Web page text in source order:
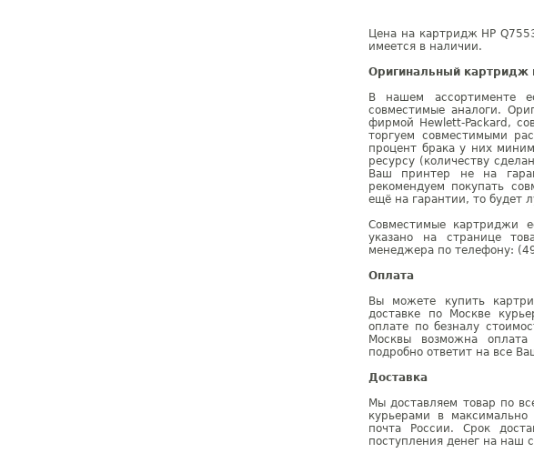
Цена на картридж HP
имеется в наличии.
Оригинальный картридж
В нашем ассортименте
совместимые аналоги.
фирмой Hewlett-Packard,
торгуем совместимыми
процент брака у них
ресурсу (количеству
Ваш принтер не на
рекомендуем покупать
ещё на гарантии, то будет
Совместимые картриджи
указано на странице
менеджера по телефону:
Оплата
Вы можете купить
доставке по Москве
оплате по безналу
Москвы возможна
подробно ответит на все
Доставка
Мы доставляем товар по
курьерами в
почта России. Срок
поступления денег на наш